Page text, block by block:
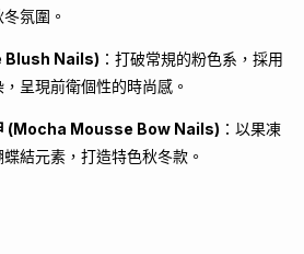
氛圍。
Blush Nails) ：打破常規的粉色系，採用
呈現前衛個性的時尚感。
(Mocha Mousse Bow Nails) ：以果凍
結元素，打造特色秋冬款。